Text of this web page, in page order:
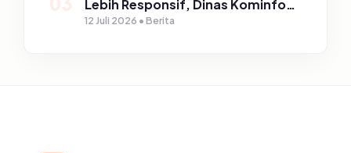
Lebih Responsif, Dinas Kominfo
Gelar Sosialisasi SP4N Lapor di
12 Juli 2026 • Berita